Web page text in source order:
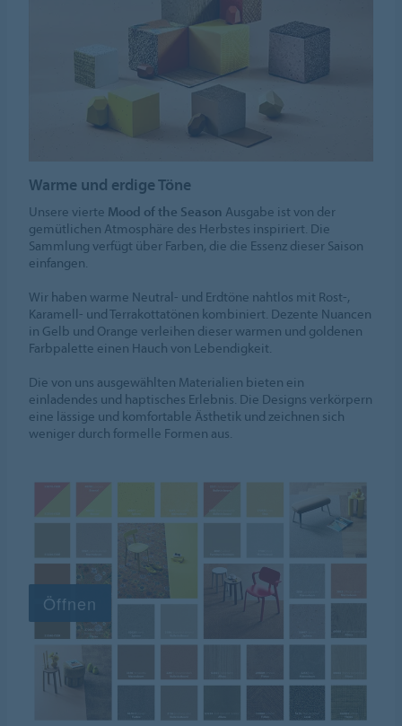
Warme und erdige Töne
Unsere vierte Mood of the Season Ausgabe ist von der
gemütlichen Atmosphäre des Herbstes inspiriert. Die
Sammlung verfügt über Farben, die die Essenz dieser Saison
einfangen.
Wir haben warme Neutral- und Erdtöne nahtlos mit Rost-,
Karamell- und Terrakottatönen kombiniert. Dezente Nuancen
in Gelb und Orange verleihen dieser warmen und goldenen
Farbpalette einen Hauch von Lebendigkeit.
Die von uns ausgewählten Materialien bieten ein
einladendes und haptisches Erlebnis. Die Designs verkörpern
eine lässige und komfortable Ästhetik und zeichnen sich
weniger durch formelle Formen aus.